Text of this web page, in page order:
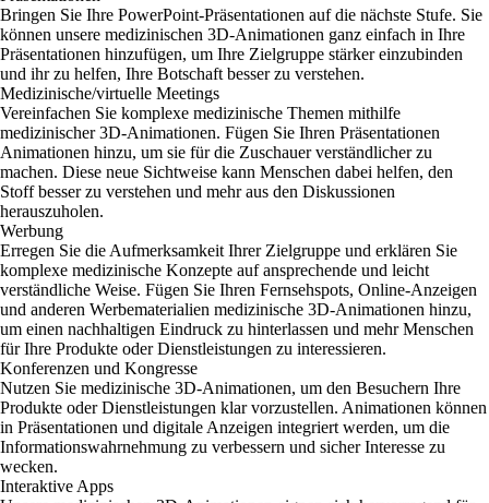
Bringen Sie Ihre PowerPoint-Präsentationen auf die nächste Stufe. Sie
können unsere medizinischen 3D-Animationen ganz einfach in Ihre
Präsentationen hinzufügen, um Ihre Zielgruppe stärker einzubinden
und ihr zu helfen, Ihre Botschaft besser zu verstehen.
Medizinische/virtuelle Meetings
Vereinfachen Sie komplexe medizinische Themen mithilfe
medizinischer 3D-Animationen. Fügen Sie Ihren Präsentationen
Animationen hinzu, um sie für die Zuschauer verständlicher zu
machen. Diese neue Sichtweise kann Menschen dabei helfen, den
Stoff besser zu verstehen und mehr aus den Diskussionen
herauszuholen.
Werbung
Erregen Sie die Aufmerksamkeit Ihrer Zielgruppe und erklären Sie
komplexe medizinische Konzepte auf ansprechende und leicht
verständliche Weise. Fügen Sie Ihren Fernsehspots, Online-Anzeigen
und anderen Werbematerialien medizinische 3D-Animationen hinzu,
um einen nachhaltigen Eindruck zu hinterlassen und mehr Menschen
für Ihre Produkte oder Dienstleistungen zu interessieren.
Konferenzen und Kongresse
Nutzen Sie medizinische 3D-Animationen, um den Besuchern Ihre
Produkte oder Dienstleistungen klar vorzustellen. Animationen können
in Präsentationen und digitale Anzeigen integriert werden, um die
Informationswahrnehmung zu verbessern und sicher Interesse zu
wecken.
Interaktive Apps